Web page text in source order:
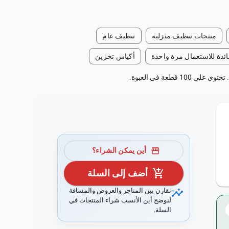
منتجات تنظيف منزلية تنظيف عام
للاستعمال مرة واحدة أكياس تخزين
في العبوة.
storefront أين يمكن الشراء؟
add_shopping_cart أضف إلى السلة
insightsنقارن بين المتاجر والعروض والمسافة
لنوضح أين الأنسب شراء المنتجات في
السلة.